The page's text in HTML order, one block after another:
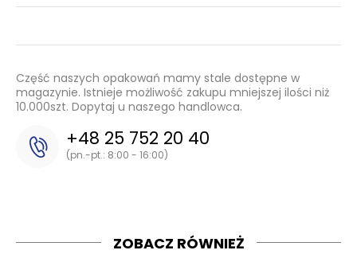
Część naszych opakowań mamy stale dostępne w
magazynie. Istnieje możliwość zakupu mniejszej ilości niż
10.000szt. Dopytaj u naszego handlowca.
+48 25 752 20 40
(pn.-pt.: 8:00 - 16:00)
ZOBACZ RÓWNIEŻ